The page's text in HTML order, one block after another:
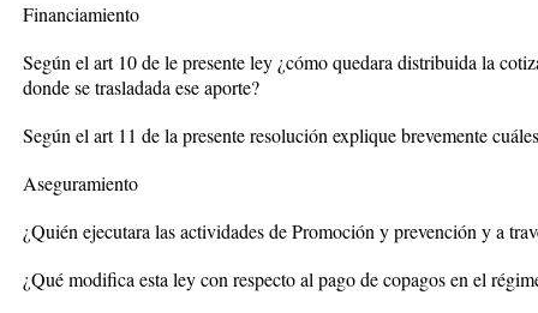
Financiamiento
Según el art 10 de le presente ley ¿cómo quedara distribuida la
donde se trasladada ese aporte?
Según el art 11 de la presente resolución explique brevemente
Aseguramiento
¿Quién ejecutara las actividades de Promoción y prevención y a
¿Qué modifica esta ley con respecto al pago de copagos en el